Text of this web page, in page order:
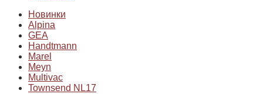
Новинки
Alpina
GEA
Handtmann
Marel
Meyn
Multivac
Townsend NL17